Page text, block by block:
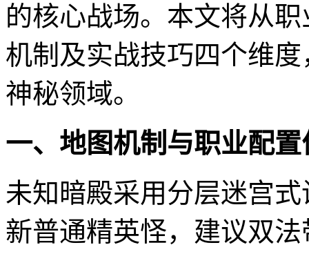
的核心战场。本文将从
机制及实战技巧四个维
神秘领域。
一、地图机制与职业配置
未知暗殿采用分层迷宫
新普通精英怪，建议双